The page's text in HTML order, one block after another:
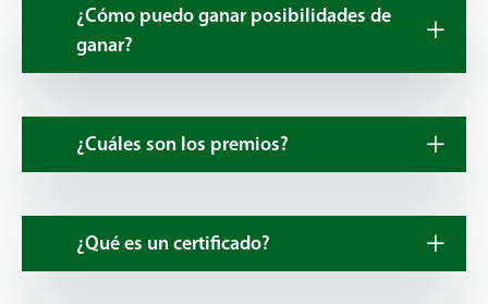
¿Cómo puedo ganar posibilidades de
ganar?
¿Cuáles son los premios?
¿Qué es un certificado?